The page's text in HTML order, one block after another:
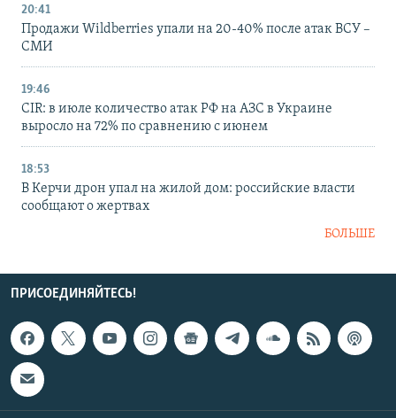
20:41
Продажи Wildberries упали на 20-40% после атак ВСУ –
СМИ
19:46
CIR: в июле количество атак РФ на АЗС в Украине
выросло на 72% по сравнению с июнем
18:53
В Керчи дрон упал на жилой дом: российские власти
сообщают о жертвах
БОЛЬШЕ
ПРИСОЕДИНЯЙТЕСЬ!